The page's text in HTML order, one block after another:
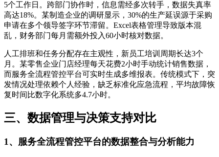
5个工作日。跨部门协作时，信息需经多次转手，数据失真率
高达18%。某制造企业的调研显示，30%的生产延误源于采购
申请在多个领导签字环节滞留。Excel表格管理导致版本混
乱，财务部门每月需额外投入60小时核对数据。
人工排班和任务分配存在主观性，新员工培训周期长达3个
月。某零售企业门店经理每天花费2小时手动统计销售数据，
而服务全流程管控平台可实时生成多维报表。传统模式下，突
发情况处理依赖个人经验，缺乏标准化应急流程，平均故障恢
复时间比数字化系统多4.7小时。
三、数据管理与决策支持对比
1、服务全流程管控平台的数据整合与分析能力